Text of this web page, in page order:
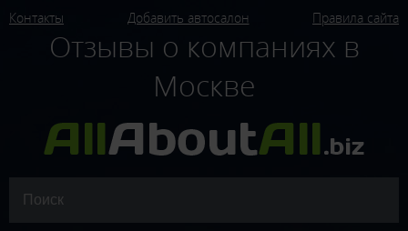
Контакты Добавить автосалон Правила сайта
Отзывы о компаниях в
Москве